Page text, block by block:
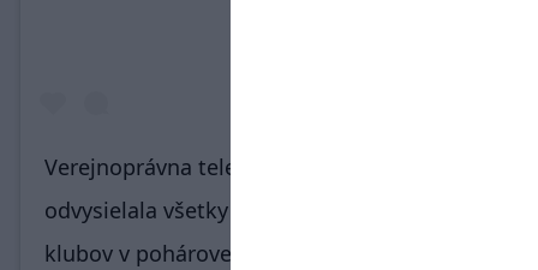
Verejnoprávna televízia v tejto sezóne
odvysielala všetky vystúpenia slovenských
klubov v pohárovej Európe. Aj pri odvetnom